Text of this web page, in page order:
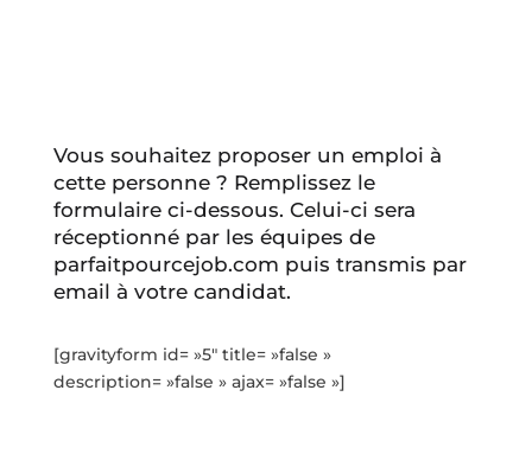
Vous souhaitez proposer un emploi à
cette personne ? Remplissez le
formulaire ci-dessous. Celui-ci sera
réceptionné par les équipes de
parfaitpourcejob.com puis transmis par
email à votre candidat.
[gravityform id= »5″ title= »false »
description= »false » ajax= »false »]